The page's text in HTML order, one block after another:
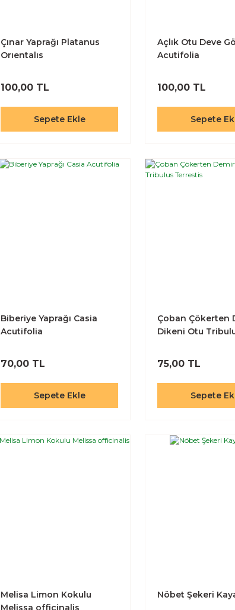
Çınar Yaprağı Platanus
Orıentalıs
100,00 TL
Sepete Ekle
Açlık Otu Deve
Acutifolia
100,00 TL
Sepete
Biberiye Yaprağı Casia
Acutifolia
70,00 TL
Sepete Ekle
Çoban Çökerten
Dikeni Otu
75,00 TL
Sepete
Melisa Limon Kokulu
Melissa officinalis
Nöbet Şekeri